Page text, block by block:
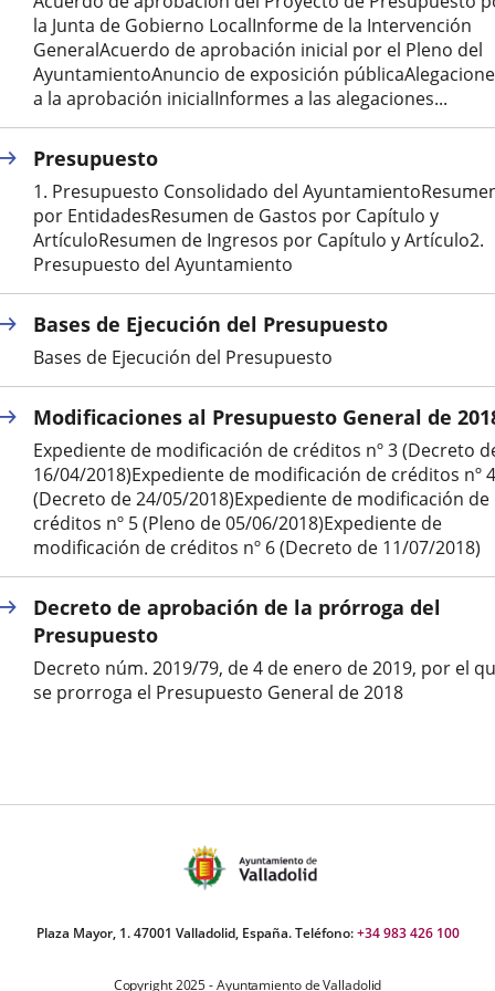
externa.externa.
la Junta de Gobierno LocalInforme de la Intervención
GeneralAcuerdo de aprobación inicial por el Pleno del
AyuntamientoAnuncio de exposición
a la aprobación inicialInformes a las alegaciones...
Presupuesto
1. Presupuesto Consolidado del
por EntidadesResumen de Gastos por Capítulo y
ArtículoResumen de Ingresos por Capítulo y Artículo2.
Presupuesto del Ayuntamiento
Bases de Ejecución del Presupuesto
Bases de Ejecución del Presupuesto
Modificaciones al Presupuesto General de
Expediente de modificación de créditos nº 3 (Decreto
16/04/2018)Expediente de modificación de créditos nº 4
(Decreto de 24/05/2018)Expediente de modificación de
créditos nº 5 (Pleno de 05/06/2018)Expediente de
modificación de créditos nº 6 (Decreto de 11/07/2018)
Decreto de aprobación de la prórroga del
Presupuesto
Decreto núm. 2019/79, de 4 de enero de 2019, por el
se prorroga el Presupuesto General de 2018
Plaza Mayor, 1. 47001 Valladolid, España. Teléfono:+34 983 426 100
Copyright 2025 - Ayuntamiento de Valladolid